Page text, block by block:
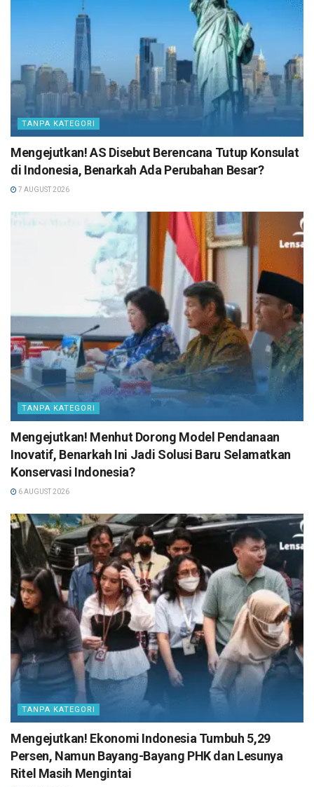
TANPA KATEGORI
Mengejutkan! AS Disebut Berencana Tutup Konsulat
di Indonesia, Benarkah Ada Perubahan Besar?
7 AUGUST 2026
TANPA KATEGORI
Mengejutkan! Menhut Dorong Model Pendanaan
Inovatif, Benarkah Ini Jadi Solusi Baru Selamatkan
Konservasi Indonesia?
6 AUGUST 2026
TANPA KATEGORI
Mengejutkan! Ekonomi Indonesia Tumbuh 5,29
Persen, Namun Bayang-Bayang PHK dan Lesunya
Ritel Masih Mengintai